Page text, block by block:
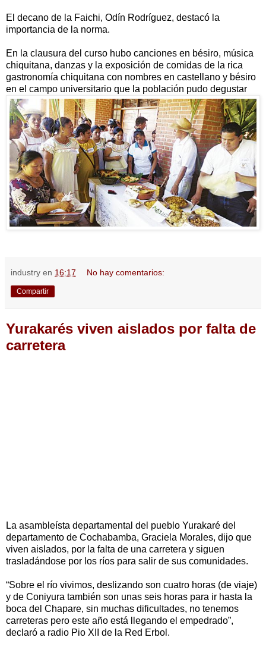
El decano de la Faichi, Odín Rodríguez, destacó la
importancia de la norma.
En la clausura del curso hubo canciones en bésiro, música
chiquitana, danzas y la exposición de comidas de la rica
gastronomía chiquitana con nombres en castellano y bésiro
en el campo universitario que la población pudo degustar
industry en 16:17 No hay comentarios:
Compartir
Yurakarés viven aislados por falta de
carretera
La asambleísta departamental del pueblo Yurakaré del
departamento de Cochabamba, Graciela Morales, dijo que
viven aislados, por la falta de una carretera y siguen
trasladándose por los ríos para salir de sus comunidades.
“Sobre el río vivimos, deslizando son cuatro horas (de viaje)
y de Coniyura también son unas seis horas para ir hasta la
boca del Chapare, sin muchas dificultades, no tenemos
carreteras pero este año está llegando el empedrado”,
declaró a radio Pio XII de la Red Erbol.